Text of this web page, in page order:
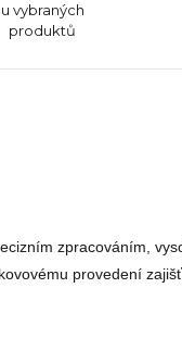
u vybraných
produktů
zpracováním,
provedení